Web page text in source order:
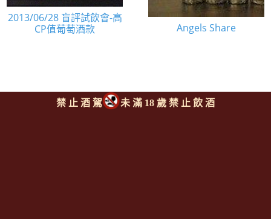
2013/06/28 盲評試飲會-高
CP值葡萄酒款
Angels Share
禁 止 酒 駕 未 滿 18 歲 禁 止 飲 酒